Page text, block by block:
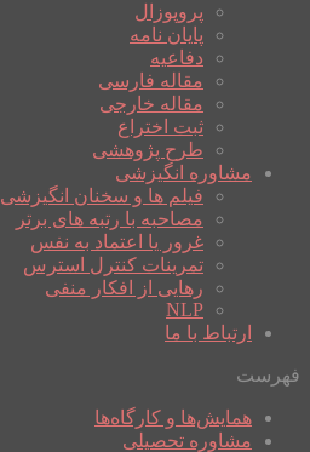
پروپوزال
پایان نامه
دفاعیه
مقاله فارسی
مقاله خارجی
ثبت اختراع
طرح پژوهشی
مشاوره انگیزشی
فیلم ها و سخنان انگیزشی
مصاحبه با رتبه های برتر
غرور یا اعتماد به نفس
تمرینات کنترل استرس
رهایی از افکار منفی
NLP
ارتباط با ما
فهرست
همایش‌ها و کارگاه‌ها
مشاوره تحصیلی